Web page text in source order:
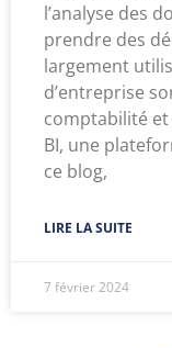
l’analyse des
prendre des
largement
d’entreprise
comptabilité
BI, une
ce blog,
LIRE LA SUITE
7 février 2024